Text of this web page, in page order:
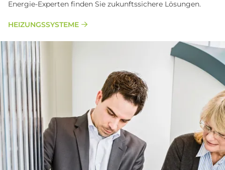
Energie-Experten finden Sie zukunftssichere Lösungen.
HEIZUNGSSYSTEME